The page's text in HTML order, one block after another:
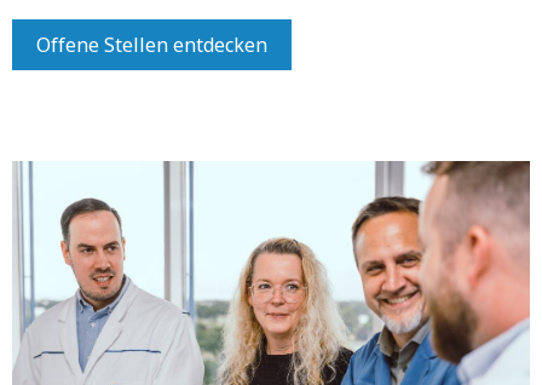
Offene Stellen entdecken